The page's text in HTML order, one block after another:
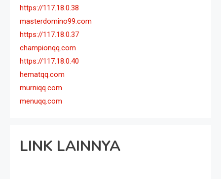
https://117.18.0.38
masterdomino99.com
https://117.18.0.37
championqq.com
https://117.18.0.40
hematqq.com
murniqq.com
menuqq.com
LINK LAINNYA